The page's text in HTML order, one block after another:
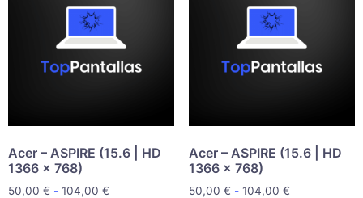
Acer – ASPIRE (15.6 | HD
1366 x 768)
50,00 € - 104,00 €
Acer – ASPIRE (15.6 | HD
1366 x 768)
50,00 € - 104,00 €